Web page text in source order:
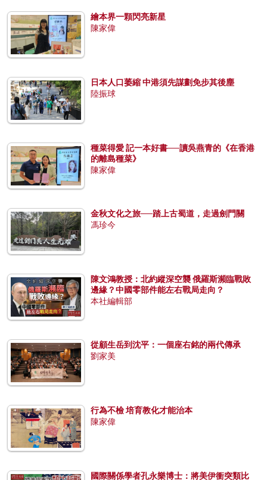
繪本界一顆閃亮新星
陳家偉
日本人口萎縮 中港須先謀劃免步其後塵
陸振球
種菜得愛 記一本好書──讀吳燕青的《在香港
的離島種菜》
陳家偉
金秋文化之旅──踏上古蜀道，走過劍門關
馮珍今
陳文鴻教授：北約縱深空襲 俄羅斯瀕臨戰敗
邊緣？中國零部件能左右戰局走向？
本社編輯部
從顧生岳到沈平：一個座右銘的兩代傳承
劉家美
行為不檢 培育教化才能治本
陳家偉
國際關係學者孔永樂博士：將美伊衝突類比